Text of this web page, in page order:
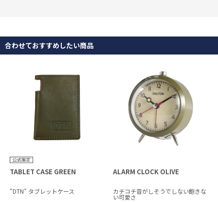
合わせておすすめしたい商品
TABLET CASE GREEN
"DTN" タブレットケース
ALARM CLOCK OLIVE
カチコチ音がしそうでしない飽きな
い可愛さ